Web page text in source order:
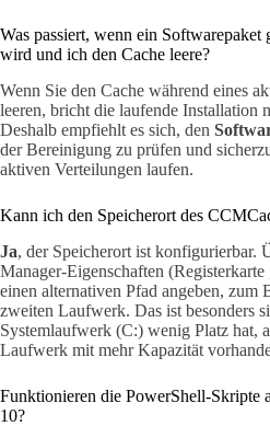
Was passiert, wenn ein Softwarepaket
wird und ich den Cache leere?
Wenn Sie den Cache während eines
leeren, bricht die laufende Installation
Deshalb empfiehlt es sich, den
der Bereinigung zu prüfen und
aktiven Verteilungen laufen.
Kann ich den Speicherort des
Ja, der Speicherort ist konfigurierbar.
Manager-Eigenschaften (Registerkarte
einen alternativen Pfad angeben, zum
zweiten Laufwerk. Das ist besonders
Systemlaufwerk (C:) wenig Platz hat,
Laufwerk mit mehr Kapazität
Funktionieren die PowerShell-Skripte
10?